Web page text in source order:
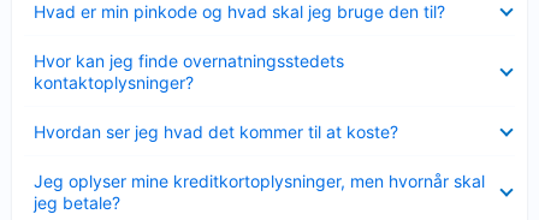
Hvad er min pinkode og hvad skal jeg bruge den til?
Hvor kan jeg finde overnatningsstedets
kontaktoplysninger?
Hvordan ser jeg hvad det kommer til at koste?
Jeg oplyser mine kreditkortoplysninger, men hvornår skal
jeg betale?